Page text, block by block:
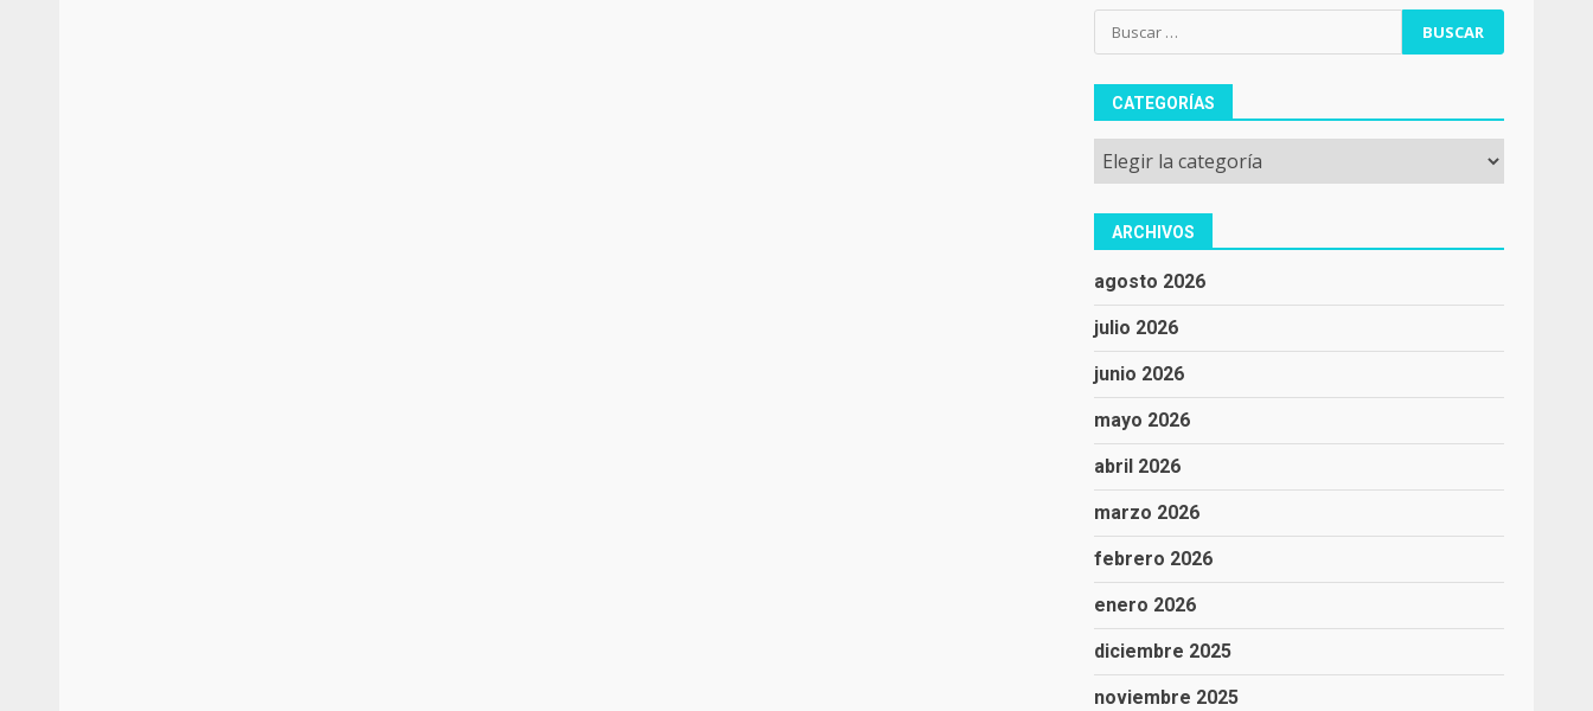
Buscar:
CATEGORÍAS
Categorías
ARCHIVOS
agosto 2026
julio 2026
junio 2026
mayo 2026
abril 2026
marzo 2026
febrero 2026
enero 2026
diciembre 2025
noviembre 2025